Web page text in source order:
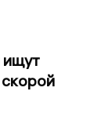
ищут